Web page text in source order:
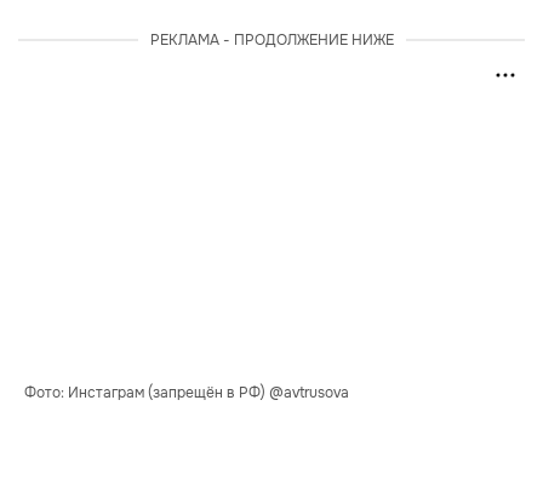
РЕКЛАМА - ПРОДОЛЖЕНИЕ НИЖЕ
Фото: Инстаграм (запрещён в РФ) @avtrusova